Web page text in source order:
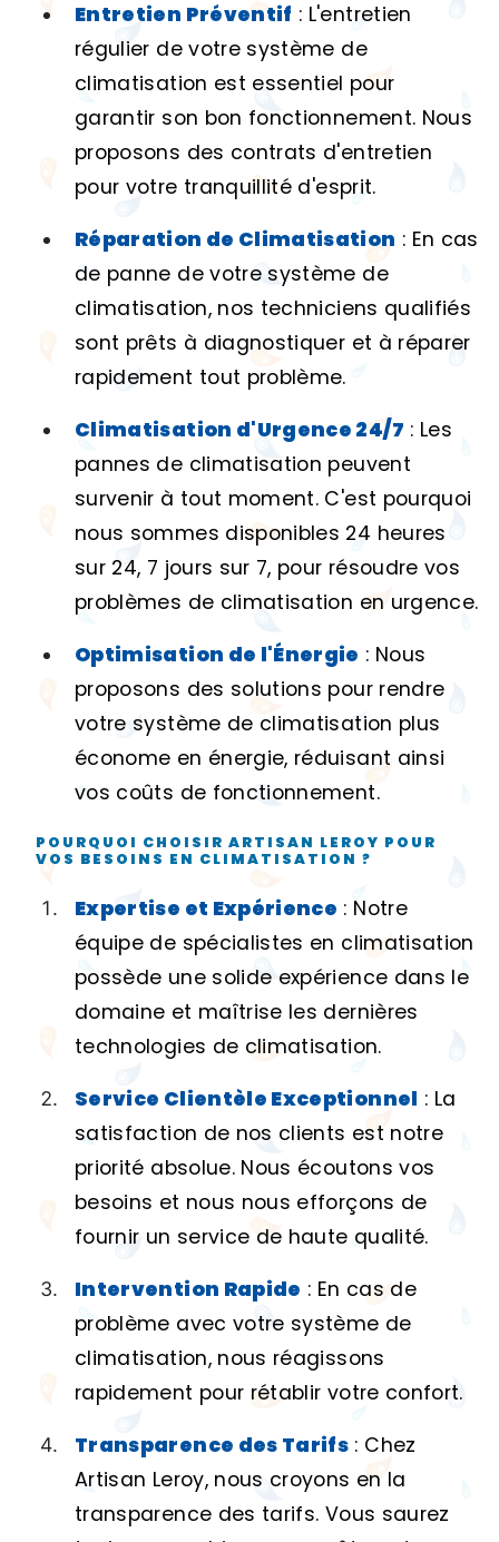
Entretien Préventif : L'entretien
régulier de votre système de
climatisation est essentiel pour
garantir son bon fonctionnement. Nous
proposons des contrats d'entretien
pour votre tranquillité d'esprit.
Réparation de Climatisation : En cas
de panne de votre système de
climatisation, nos techniciens qualifiés
sont prêts à diagnostiquer et à réparer
rapidement tout problème.
Climatisation d'Urgence 24/7 : Les
pannes de climatisation peuvent
survenir à tout moment. C'est pourquoi
nous sommes disponibles 24 heures
sur 24, 7 jours sur 7, pour résoudre vos
problèmes de climatisation en urgence.
Optimisation de l'Énergie : Nous
proposons des solutions pour rendre
votre système de climatisation plus
économe en énergie, réduisant ainsi
vos coûts de fonctionnement.
POURQUOI CHOISIR ARTISAN LEROY POUR
VOS BESOINS EN CLIMATISATION ?
Expertise et Expérience : Notre
équipe de spécialistes en climatisation
possède une solide expérience dans le
domaine et maîtrise les dernières
technologies de climatisation.
Service Clientèle Exceptionnel : La
satisfaction de nos clients est notre
priorité absolue. Nous écoutons vos
besoins et nous nous efforçons de
fournir un service de haute qualité.
Intervention Rapide : En cas de
problème avec votre système de
climatisation, nous réagissons
rapidement pour rétablir votre confort.
Transparence des Tarifs : Chez
Artisan Leroy, nous croyons en la
transparence des tarifs. Vous saurez